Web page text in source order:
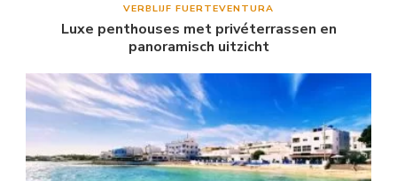
VERBLIJF FUERTEVENTURA
Luxe penthouses met privéterrassen en
panoramisch uitzicht